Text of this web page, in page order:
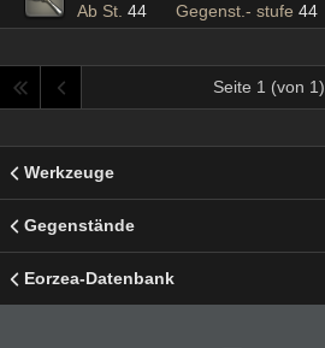
Ab St. 44 Gegenst.- stufe 44
Seite 1 (von 1)
Werkzeuge
Gegenstände
Eorzea-Datenbank